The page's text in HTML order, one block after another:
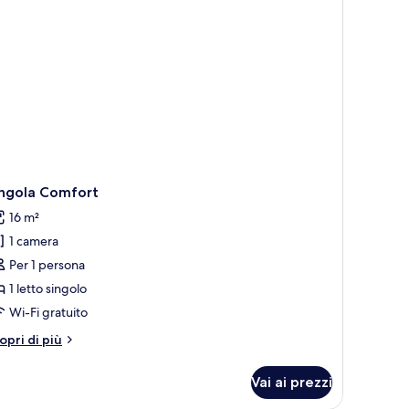
Comfort
16 m²
1 camera
Per 1 persona
1 letto singolo
Wi-Fi gratuito
di più
Vai ai prezzi